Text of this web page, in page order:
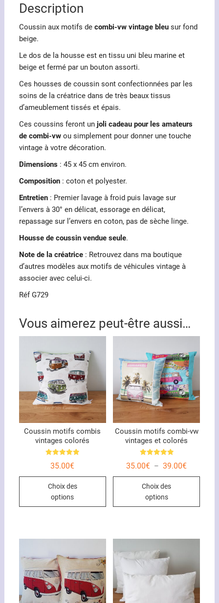
Description
Coussin aux motifs de combi-vw vintage bleusur fond
beige.
Le dos de la housse est en tissu uni bleu marine et
beige et fermé par un bouton assorti.
Ces housses de coussin sont confectionnées par les
soins de la créatrice dans de très beaux tissus
d’ameublement tissés et épais.
Ces coussins feront un joli cadeau pour les amateurs
de combi-vwou simplement pour donner une touche
vintage à votre décoration.
Dimensions: 45 x 45 cm environ.
Composition: coton et polyester.
Entretien: Premier lavage à froid puis lavage sur
l’envers à 30° en délicat, essorage en délicat,
repassage sur l’envers en coton, pas de sèche linge.
Housse de coussin vendue seule.
Note de la créatrice: Retrouvez dans ma boutique
d’autres modèles aux motifs de véhicules vintage à
associer avec celui-ci.
Réf G729
Vous aimerez peut-être aussi…
Coussin motifs combis
vintages colorés
Note
5.00
35.00€
Choix des
options
Ce
Les
options
peuvent
être
choisies
sur
Coussin motifs combi-vw
vintages et colorés
5.00
35.00€ – 39.00€Plage
prix :
Choix des
options
Ce
Les